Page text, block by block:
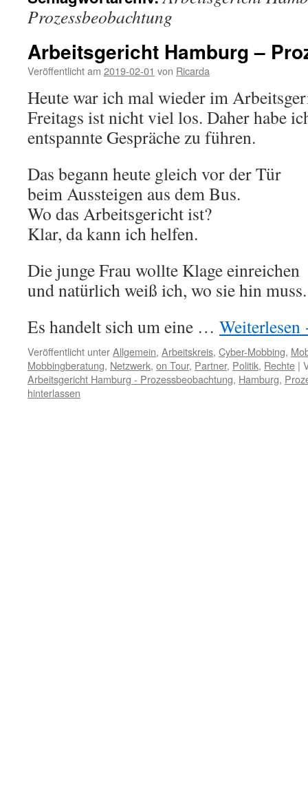
Prozessbeobachtung
Arbeitsgericht Hamburg –
Veröffentlicht am 2019-02-01 von Ricarda
Heute war ich mal wieder im
Freitags ist nicht viel los. Daher habe
entspannte Gespräche zu führen.
Das begann heute gleich vor der Tür
beim Aussteigen aus dem Bus.
Wo das Arbeitsgericht ist?
Klar, da kann ich helfen.
Die junge Frau wollte Klage einreichen
und natürlich weiß ich, wo sie hin muss.
Es handelt sich um eine … Weiterlesen
Veröffentlicht unterAllgemein, Arbeitskreis, Cyber-Mobbing,
Mobbingberatung, Netzwerk, on Tour, Partner, Politik, Rechte |
Arbeitsgericht Hamburg - Prozessbeobachtung, Hamburg,
hinterlassen